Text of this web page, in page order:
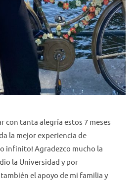
con tanta alegría estos 7 meses
la mejor experiencia de
infinito! Agradezco mucho la
la Universidad y por
el apoyo de mi familia y